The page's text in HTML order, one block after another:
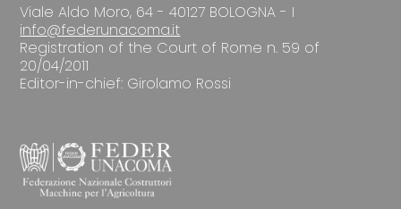
Viale Aldo Moro, 64 - 40127 BOLOGNA - I
info@federunacoma.it
Registration of the Court of Rome n. 59 of
20/04/2011
Editor-in-chief: Girolamo Rossi